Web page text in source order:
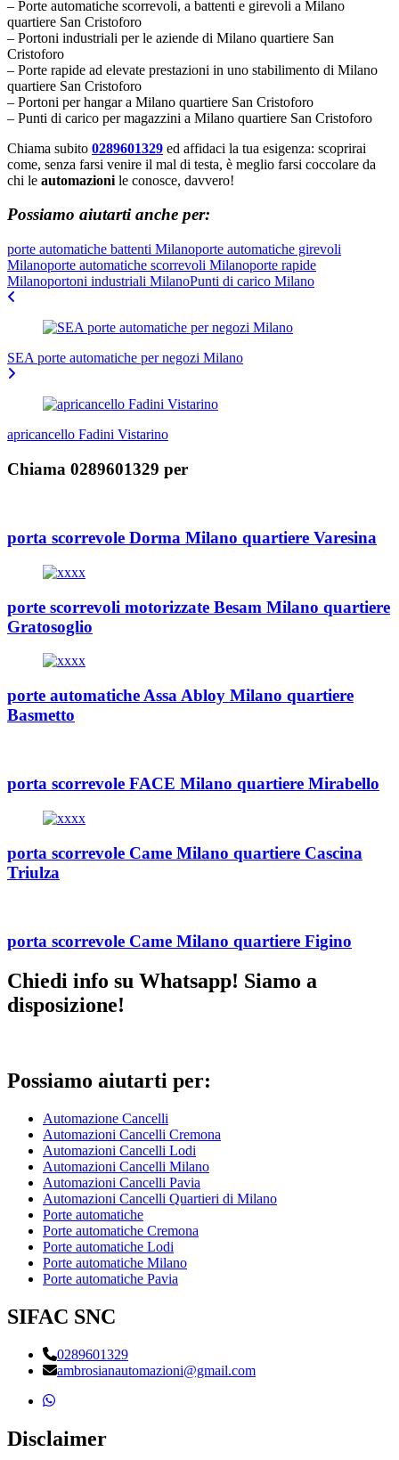
– Porte automatiche scorrevoli, a battenti e girevoli a Milano
quartiere San Cristoforo
– Portoni industriali per le aziende di Milano quartiere San
Cristoforo
– Porte rapide ad elevate prestazioni in uno stabilimento di Milano
quartiere San Cristoforo
– Portoni per hangar a Milano quartiere San Cristoforo
– Punti di carico per magazzini a Milano quartiere San Cristoforo
Chiama subito 0289601329 ed affidaci la tua esigenza: scoprirai
come, senza farsi venire il mal di testa, è meglio farsi coccolare da
chi le automazioni le conosce, davvero!
Possiamo aiutarti anche per:
porte automatiche battenti Milanoporte automatiche girevoli
Milanoporte automatiche scorrevoli Milanoporte rapide
Milanoportoni industriali MilanoPunti di carico Milano
Navigazione
articoli
SEA porte automatiche per negozi Milano
apricancello Fadini Vistarino
Chiama 0289601329 per
porta scorrevole Dorma Milano quartiere Varesina
porte scorrevoli motorizzate Besam Milano quartiere
Gratosoglio
porte automatiche Assa Abloy Milano quartiere
Basmetto
porta scorrevole FACE Milano quartiere Mirabello
porta scorrevole Came Milano quartiere Cascina
Triulza
porta scorrevole Came Milano quartiere Figino
Chiedi info su Whatsapp! Siamo a
disposizione!
Possiamo aiutarti per:
Automazione Cancelli
Automazioni Cancelli Cremona
Automazioni Cancelli Lodi
Automazioni Cancelli Milano
Automazioni Cancelli Pavia
Automazioni Cancelli Quartieri di Milano
Porte automatiche
Porte automatiche Cremona
Porte automatiche Lodi
Porte automatiche Milano
Porte automatiche Pavia
SIFAC SNC
0289601329
ambrosianautomazioni@gmail.com
Disclaimer